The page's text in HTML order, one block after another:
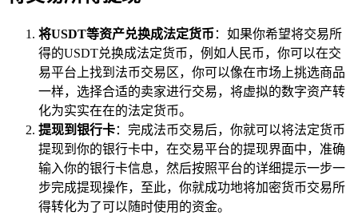
将USDT等资产兑换成法定货币 ：如果你希望将交易所
得的USDT兑换成法定货币，例如人民币，你可以在交
易平台上找到法币交易区，你可以像在市场上挑选商品
一样，选择合适的卖家进行交易，将虚拟的数字资产转
化为实实在在的法定货币。
提现到银行卡：完成法币交易后，你就可以将法定货币
提现到你的银行卡中，在交易平台的提现界面中，准确
输入你的银行卡信息，然后按照平台的详细提示一步一
步完成提现操作，至此，你就成功地将加密货币交易所
得转化为了可以随时使用的资金。